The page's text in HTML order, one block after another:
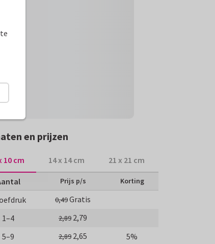
en prijzen
10 cm 14 x 14 cm 21 x 21 cm
Prijs p/s Korting
0,49Gratis
1–4
2,89 2,79
5–9
2,89 2,65
5%